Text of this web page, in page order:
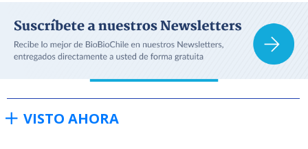
VISTO AHORA